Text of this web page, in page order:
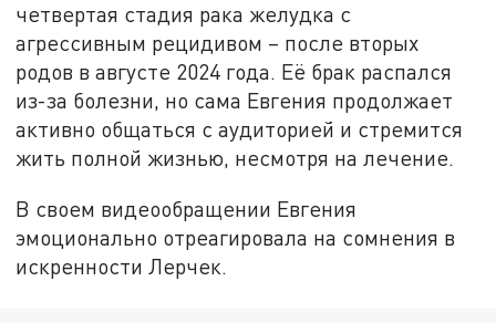
четвертая стадия рака желудка с
агрессивным рецидивом – после вторых
родов в августе 2024 года. Её брак распался
из-за болезни, но сама Евгения продолжает
активно общаться с аудиторией и стремится
жить полной жизнью, несмотря на лечение.
В своем видеообращении Евгения
эмоционально отреагировала на сомнения в
искренности Лерчек.